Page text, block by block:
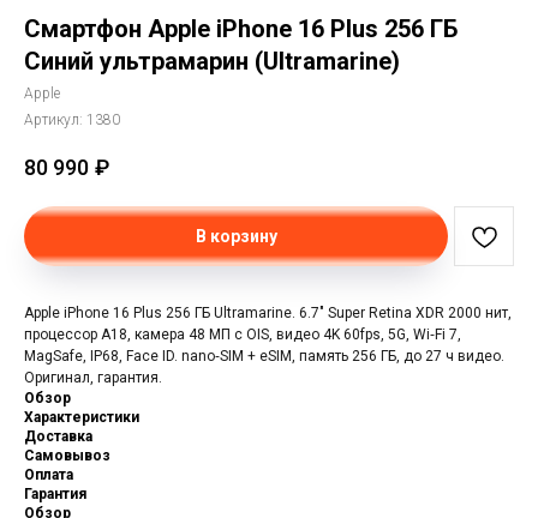
Смартфон Apple iPhone 16 Plus 256 ГБ
Синий ультрамарин (Ultramarine)
Apple
Артикул: 1380
80 990 ₽
В корзину
Apple iPhone 16 Plus 256 ГБ Ultramarine. 6.7" Super Retina XDR 2000 нит,
процессор A18, камера 48 МП с OIS, видео 4K 60fps, 5G, Wi‑Fi 7,
MagSafe, IP68, Face ID. nano‑SIM + eSIM, память 256 ГБ, до 27 ч видео.
Оригинал, гарантия.
Обзор
Характеристики
Доставка
Самовывоз
Оплата
Гарантия
Обзор